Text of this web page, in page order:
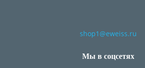
shop1@eweiss.ru
Мы в соцсетях